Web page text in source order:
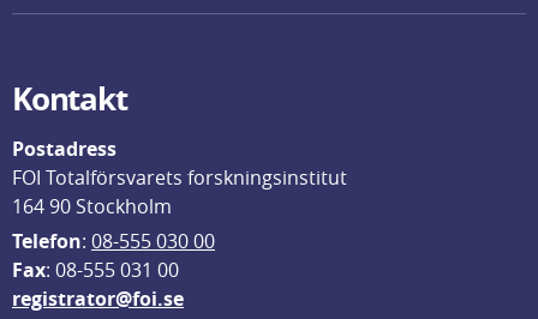
Kontakt
Postadress
FOI Totalförsvarets forskningsinstitut
164 90 Stockholm
Telefon: 08-555 030 00
Fax: 08-555 031 00
registrator@foi.se